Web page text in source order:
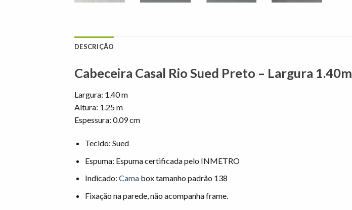
DESCRIÇÃO
Cabeceira Casal Rio Sued Preto – Largura 1.40m
Largura: 1.40 m
Altura: 1.25 m
Espessura: 0.09 cm
Tecido: Sued
Espuma: Espuma certificada pelo INMETRO
Indicado: Camabox tamanho padrão 138
Fixação na parede, não acompanha frame.